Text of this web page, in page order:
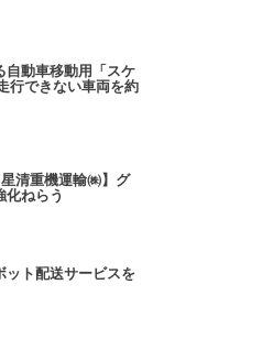
自動車移動用「スケ
行できない車両を約
清重機運輸㈱】グ
化ねらう
ット配送サービスを